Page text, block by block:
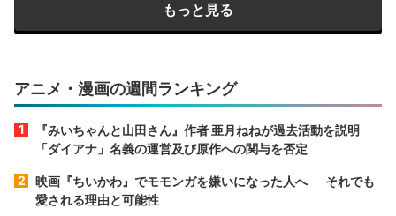
もっと見る
アニメ・漫画の週間ランキング
『みいちゃんと山田さん』作者 亜月ねねが過去活動を説明
「ダイアナ」名義の運営及び原作への関与を否定
映画『ちいかわ』でモモンガを嫌いになった人へ──それでも
愛される理由と可能性